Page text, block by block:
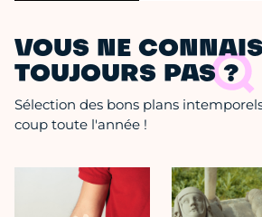
VOUS NE
TOUJOURS PAS ?
Sélection des bons plans
coup toute l'année !